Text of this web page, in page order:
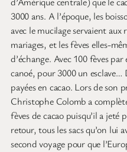
3000 ans. A l’époque, les
avec le mucilage servaient
mariages, et les fèves elles-
d’échange. Avec 100 fèves
canoé, pour 3000 un esclave…
payées en cacao. Lors de son
Christophe Colomb a
fèves de cacao puisqu’il a
retour, tous les sacs qu’on
second voyage pour que